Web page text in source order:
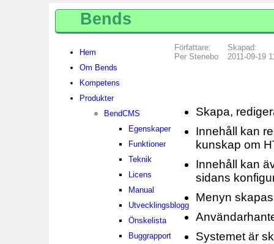
Bends
Hem
Om Bends
Kompetens
Produkter
BendCMS
Egenskaper
Funktioner
Teknik
Licens
Manual
Utvecklingsblogg
Önskelista
Buggrapport
Författare:
Per Stenebo
Skapad:
2011-09-19
Skapa,
Innehåll kan
kunskap om
Innehåll kan
sidans
Menyn
Systemet är